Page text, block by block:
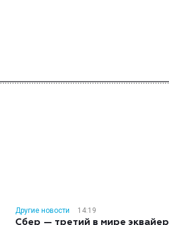
Другие новости 14:19
Сбер — третий в мире эквайер